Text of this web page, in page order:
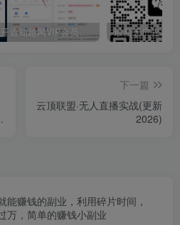
开通知越网VIP会员，尊享全站资源免费下载，享70%的推广提成！！【限时五折优惠】
下一篇
云顶联盟·无人直播实战(更新
2026)
能赚钱的副业，利用碎片时间，
万，简单的赚钱小副业